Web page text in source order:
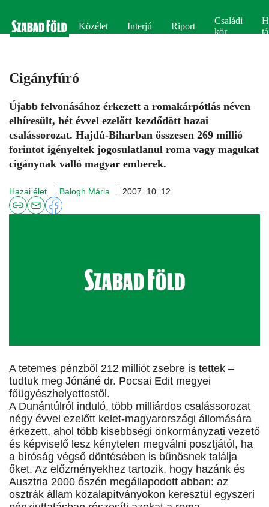
Közélet Interjú Riport
Családi
kör
Cigányfúró
Újabb felvonásához érkezett a romakárpótlás néven
elhíresült, hét évvel ezelőtt kezdődött hazai
csalássorozat. Hajdú-Biharban összesen 269 millió
forintot igényeltek jogosulatlanul roma vagy magukat
cigánynak valló magyar emberek.
Hazai élet Balogh Mária 2007. 10. 12.
A tetemes pénzből 212 milliót zsebre is tettek –
tudtuk meg Jónáné dr. Pocsai Edit megyei
főügyészhelyettestől.
A Dunántúlról induló, több milliárdos csalássorozat
négy évvel ezelőtt kelet-magyarországi állomására
érkezett, ahol több kisebbségi önkormányzati vezető
és képviselő lesz kénytelen megválni posztjától, ha
a bíróság végső döntésében is bűnösnek találja
őket. Az előzményekhez tartozik, hogy hazánk és
Ausztria 2000 őszén megállapodott abban: az
osztrák állam közalapítványokon keresztül egyszeri